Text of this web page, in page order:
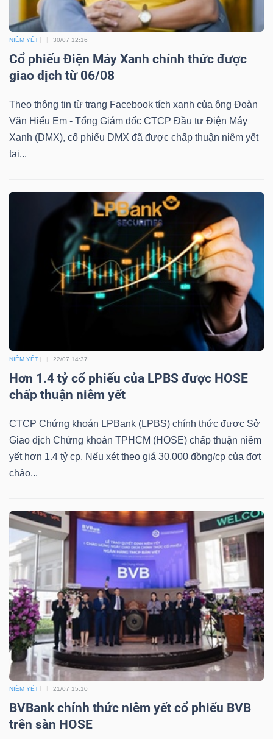
NIÊM YẾT 30/07 12:16
Cổ phiếu Điện Máy Xanh chính thức được
giao dịch từ 06/08
Theo thông tin từ trang Facebook tích xanh của ông Đoàn
Văn Hiểu Em - Tổng Giám đốc CTCP Đầu tư Điện Máy
Xanh (DMX), cổ phiếu DMX đã được chấp thuận niêm yết
tại...
NIÊM YẾT 22/07 14:37
Hơn 1.4 tỷ cổ phiếu của LPBS được HOSE
chấp thuận niêm yết
CTCP Chứng khoán LPBank (LPBS) chính thức được Sở
Giao dịch Chứng khoán TPHCM (HOSE) chấp thuận niêm
yết hơn 1.4 tỷ cp. Nếu xét theo giá 30,000 đồng/cp của đợt
chào...
NIÊM YẾT 21/07 15:10
BVBank chính thức niêm yết cổ phiếu BVB
trên sàn HOSE
NGHỆ
THÔNG
TIN
DỊCH
VỤ
ĐỘNG
SẢN
Mã
chứng
khoán
(-)
Tất cả
Lãnh
đạo
(-)
Tất cả Người nội bộ Người liên quan Cổ đông lớn
Tin
tức
(-)
Bài
của
tác